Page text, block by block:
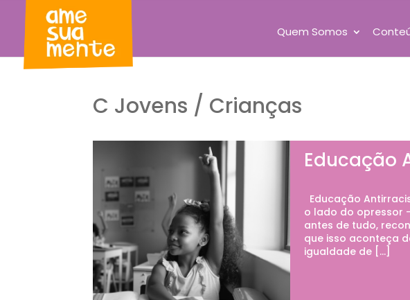
Quem Somos
C Jovens / Crianças
Educação
Educação
o lado do opressor
antes de tudo,
que isso aconteça
igualdade de […]